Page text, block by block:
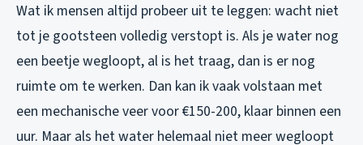
Wat ik mensen altijd probeer uit te leggen: wacht niet
tot je gootsteen volledig verstopt is. Als je water nog
een beetje wegloopt, al is het traag, dan is er nog
ruimte om te werken. Dan kan ik vaak volstaan met
een mechanische veer voor €150-200, klaar binnen een
uur. Maar als het water helemaal niet meer wegloopt